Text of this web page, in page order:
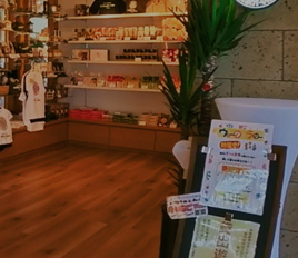
VILLAGE
03
お食事
アメニティ
備品・アメニティ